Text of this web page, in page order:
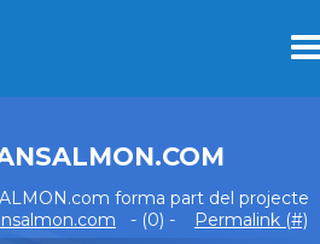
forma part del projecte
- (0) - Permalink (#)